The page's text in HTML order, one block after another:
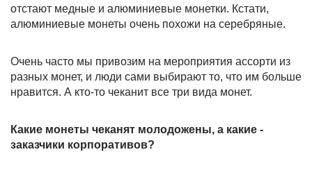
отстают медные и алюминиевые монетки. Кстати,
алюминиевые монеты очень похожи на серебряные.
Очень часто мы привозим на мероприятия ассорти из
разных монет, и люди сами выбирают то, что им больше
нравится. А кто-то чеканит все три вида монет.
Какие монеты чеканят молодожены, а какие -
заказчики корпоративов?